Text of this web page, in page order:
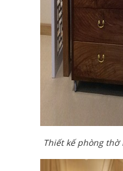
Thiết kế phòng thờ